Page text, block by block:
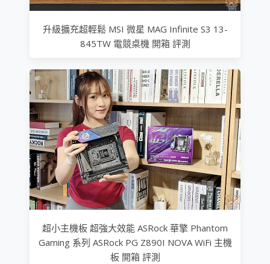
升級擴充超輕鬆 MSI 微星 MAG Infinite S3 13-
845TW 電競桌機 開箱 評測
超小主機板 超強大效能 ASRock 華擎 Phantom
Gaming 系列 ASRock PG Z890I NOVA WiFi 主機
板 開箱 評測